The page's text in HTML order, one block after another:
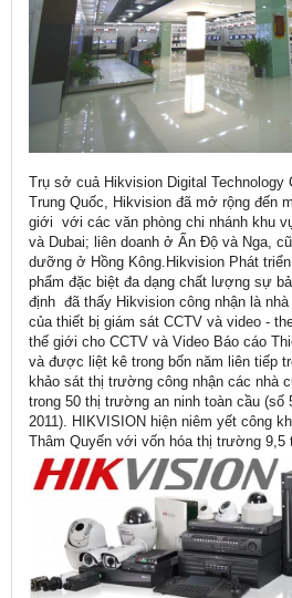
Trụ sở cuả Hikvision Digital Technology
Trung Quốc, Hikvision đã mở rộng đến
giới với các văn phòng chi nhánh khu
và Dubai; liên doanh ở Ấn Độ và Nga,
dưỡng ở Hồng Kông.Hikvision Phát
phẩm đặc biệt đa dạng chất lượng sự
định đã thấy Hikvision công nhận là
của thiết bị giám sát CCTV và video -
thế giới cho CCTV và Video Báo cáo
và được liệt kê trong bốn năm liên tiếp
khảo sát thị trường công nhận các nhà
trong 50 thị trường an ninh toàn cầu (số
2011). HIKVISION hiện niêm yết công
Thâm Quyến với vốn hóa thị trường 9,5